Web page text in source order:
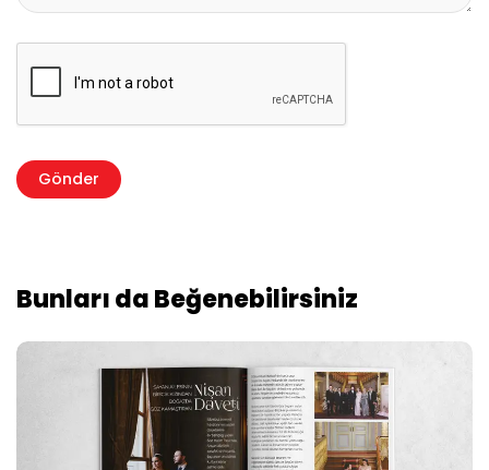
Bunları da Beğenebilirsiniz